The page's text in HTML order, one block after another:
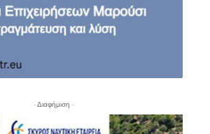
- Διαφήμιση -